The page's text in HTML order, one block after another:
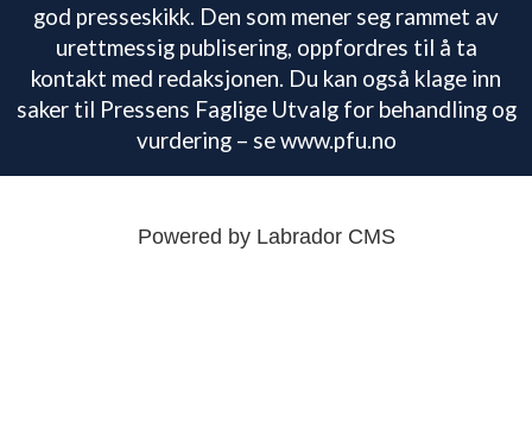
god presseskikk. Den som mener seg rammet av
urettmessig publisering, oppfordres til å ta
kontakt med redaksjonen. Du kan også klage inn
saker til Pressens Faglige Utvalg for behandling og
vurdering – se www.pfu.no
Powered by Labrador CMS